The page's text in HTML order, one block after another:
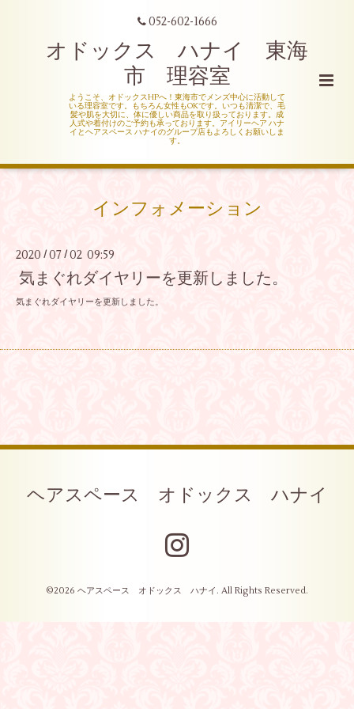
052-602-1666
オドックス ハナイ 東海
市 理容室
ようこそ、オドックスHPへ！東海市でメンズ中心に活動して
いる理容室です。もちろん女性もOKです。いつも清潔で、毛
髪や肌を大切に、体に優しい商品を取り扱っております。成
人式や着付けのご予約も承っております。アイリーヘア ハナ
イとヘアスペース ハナイのグループ店もよろしくお願いしま
す。
インフォメーション
2020 / 07 /02 09:59
気まぐれダイヤリーを更新しました。
気まぐれダイヤリーを更新しました。
ヘアスペース オドックス ハナイ
©2026 ヘアスペース オドックス ハナイ . All Rights Reserved.